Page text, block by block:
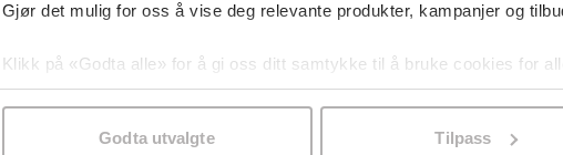
Gjør det mulig for oss å vise deg relevante produkter, kampanjer og
Klikk på «Godta alle» for å gi oss ditt samtykke til å bruke cookies for
samtykke til spesifikke formål ved å klikke på «Tilpass». Du kan når
Godta utvalgte Tilpass